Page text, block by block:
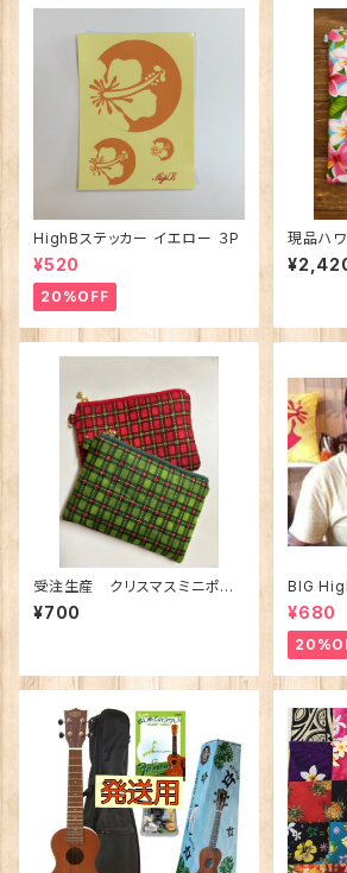
HighBステッカー イエロー ３P
¥520
20%OFF
現品ハ
ッシュ
受注生産 クリスマスミニポー
チ Dカン付き
¥700
BIG
m
¥680